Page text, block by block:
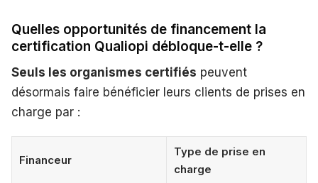
Quelles opportunités de financement la
certification Qualiopi débloque-t-elle ?
Seuls les organismes certifiés peuvent
désormais faire bénéficier leurs clients de prises en
charge par :
Financeur
Type de prise en
charge